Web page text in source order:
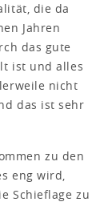
die da
Jahren
das gute
ist und alles
nicht
das ist sehr
zu den
eng wird,
Schieflage zu